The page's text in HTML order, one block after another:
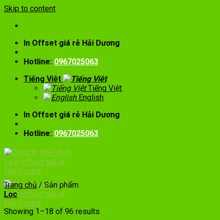
Skip to content
In Offset giá rẻ Hải Dương
Hotline: 0967025063
Tiếng Việt
Tiếng Việt
English
In Offset giá rẻ Hải Dương
Hotline: 0967025063
Trang chủ /Sản phẩm
Lọc
Showing 1–18 of 96 results